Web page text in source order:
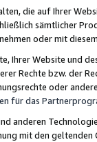
die auf Ihrer
sämtlicher
oder mit
Ihrer Website und
Rechte bzw. der
oder
für das
anderen
mit den